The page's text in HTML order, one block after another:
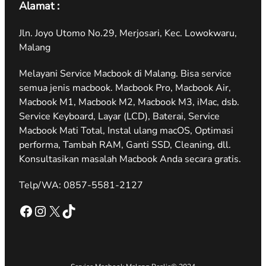
Alamat :
Jln. Joyo Utomo No.29, Merjosari, Kec. Lowokwaru,
Malang
Melayani Service Macbook di Malang. Bisa service
semua jenis macbook. Macbook Pro, Macbook Air,
Macbook M1, Macbook M2, Macbook M3, iMac, dsb.
Service Keyboard, Layar (LCD), Baterai, Service
Macbook Mati Total, Instal ulang macOS, Optimasi
performa, Tambah RAM, Ganti SSD, Cleaning, dll.
Konsultasikan masalah Macbook Anda secara gratis.
Telp/WA: 0857-5581-2127
Facebook Instagram X TikTok